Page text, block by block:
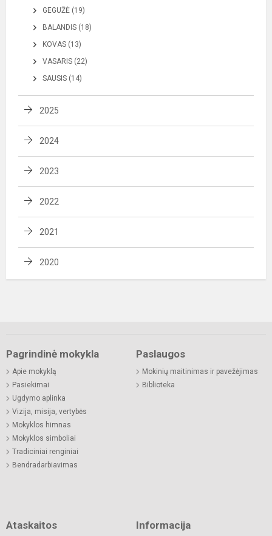
GEGUŽĖ (19)
BALANDIS (18)
KOVAS (13)
VASARIS (22)
SAUSIS (14)
2025
2024
2023
2022
2021
2020
Pagrindinė mokykla
Apie mokyklą
Pasiekimai
Ugdymo aplinka
Vizija, misija, vertybės
Mokyklos himnas
Mokyklos simboliai
Tradiciniai renginiai
Bendradarbiavimas
Paslaugos
Mokinių maitinimas ir pavežėjimas
Biblioteka
Ataskaitos Informacija